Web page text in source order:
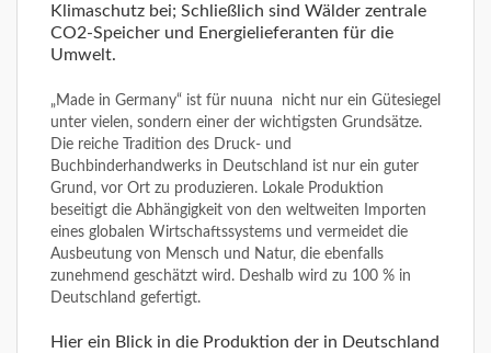
Klimaschutz bei; Schließlich sind Wälder zentrale
CO2-Speicher und Energielieferanten für die
Umwelt.
„Made in Germany“ ist für nuuna nicht nur ein Gütesiegel
unter vielen, sondern einer der wichtigsten Grundsätze.
Die reiche Tradition des Druck- und
Buchbinderhandwerks in Deutschland ist nur ein guter
Grund, vor Ort zu produzieren. Lokale Produktion
beseitigt die Abhängigkeit von den weltweiten Importen
eines globalen Wirtschaftssystems und vermeidet die
Ausbeutung von Mensch und Natur, die ebenfalls
zunehmend geschätzt wird. Deshalb wird zu 100 % in
Deutschland gefertigt.
Hier ein Blick in die Produktion der in Deutschland